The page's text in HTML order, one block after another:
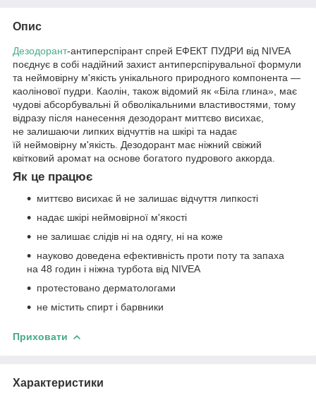
Опис
Дезодорант-антиперспірант спрей ЕФЕКТ ПУДРИ від NIVEA
поєднує в собі надійний захист антиперспірувальної формули
та неймовірну м'якість унікального природного компонента —
каолінової пудри. Каолін, також відомий як «Біла глина», має
чудові абсорбувальні й обволікальними властивостями, тому
відразу після нанесення дезодорант миттєво висихає,
не залишаючи липких відчуттів на шкірі та надає
їй неймовірну м'якість. Дезодорант має ніжний свіжий
квітковий аромат на основе богатого пудрового аккорда.
Як це працює
миттєво висихає й не залишає відчуття липкості
надає шкірі неймовірної м'якості
не залишає слідів ні на одягу, ні на коже
науково доведена ефективність проти поту та запаха
на 48 годин і ніжна турбота від NIVEA
протестовано дерматологами
не містить спирт і барвники
Приховати
Характеристики